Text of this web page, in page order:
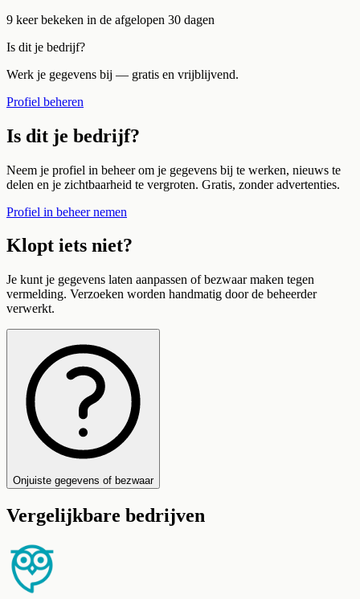
9 keer bekeken in de afgelopen 30 dagen
Is dit je bedrijf?
Werk je gegevens bij — gratis en vrijblijvend.
Profiel beheren
Is dit je bedrijf?
Neem je profiel in beheer om je gegevens bij te werken, nieuws te
delen en je zichtbaarheid te vergroten. Gratis, zonder advertenties.
Profiel in beheer nemen
Klopt iets niet?
Je kunt je gegevens laten aanpassen of bezwaar maken tegen
vermelding. Verzoeken worden handmatig door de beheerder
verwerkt.
Onjuiste gegevens of bezwaar
Vergelijkbare bedrijven